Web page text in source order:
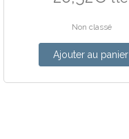
Non classé
Ajouter au panier